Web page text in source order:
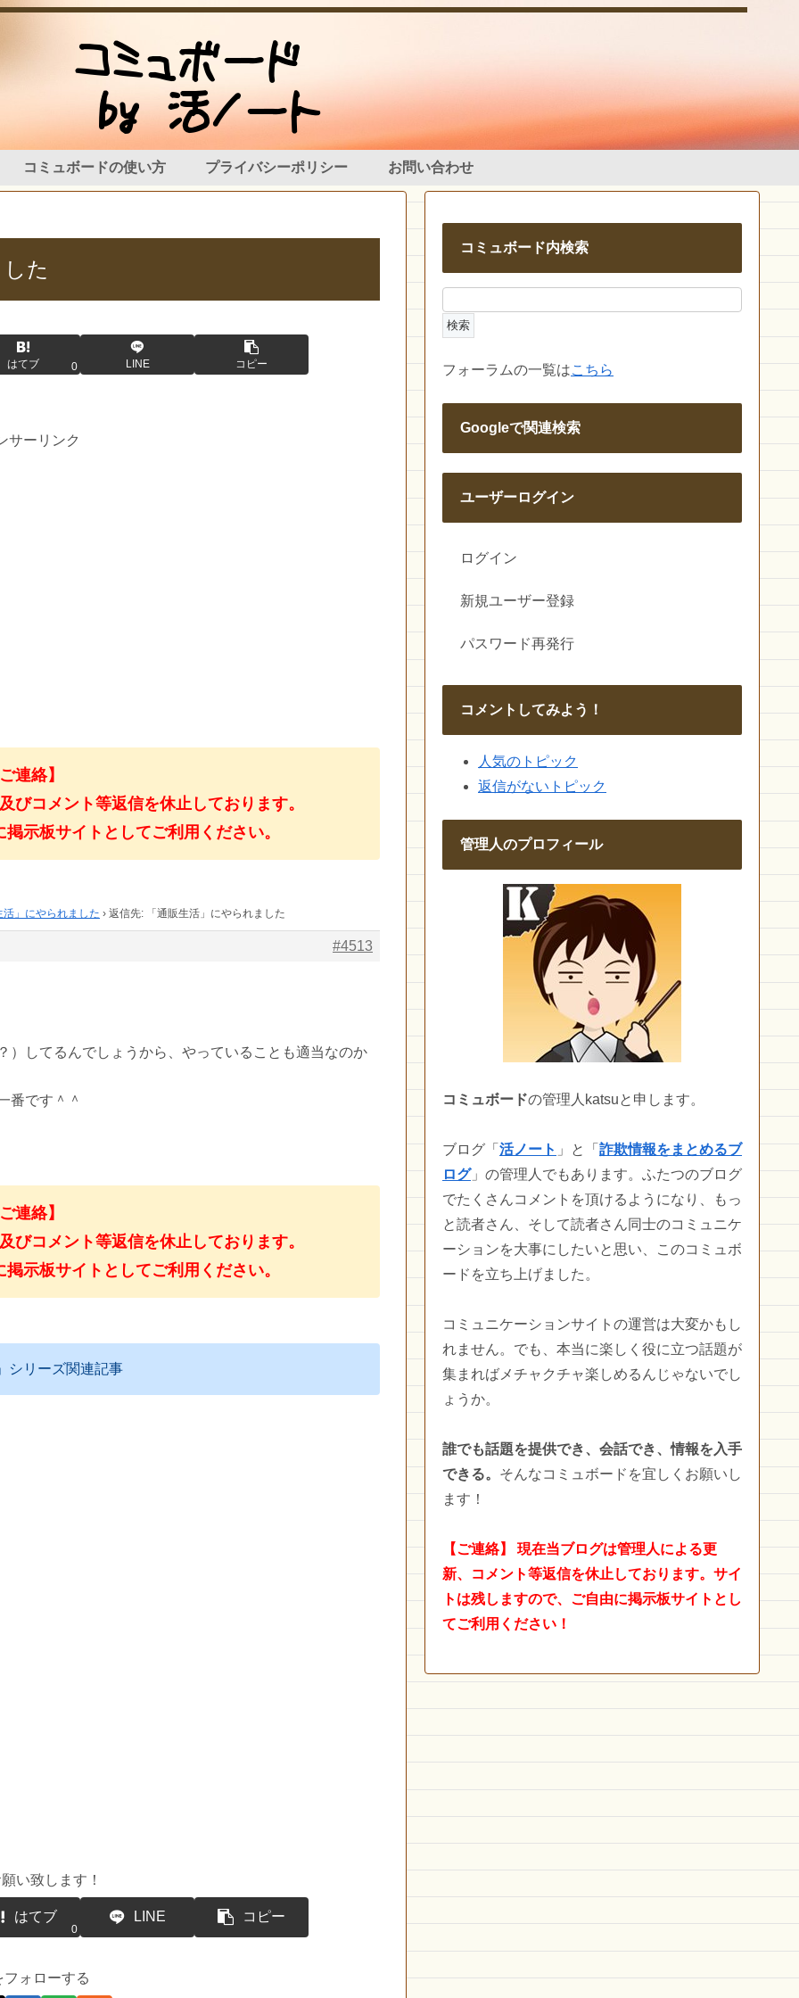
コミュボードの使い方 プライバシーポリシー お問い合わせ
た
はてブ 0 LINE コピー
サーリンク
連絡】
びコメント等返信を休止しております。
示板サイトとしてご利用ください。
活」にやられました › 返信先: 「通販生活」にやられました
#4513
）してるんでしょうから、やっていることも適当なのか
番です＾＾
連絡】
びコメント等返信を休止しております。
示板サイトとしてご利用ください。
シリーズ関連記事
い致します！
はてブ
0
LINE コピー
フォローする
コミュボード内検索
フォーラムの一覧はこちら
Googleで関連検索
ユーザーログイン
ログイン
新規ユーザー登録
パスワード再発行
コメントしてみよう！
人気のトピック
返信がないトピック
管理人のプロフィール
コミュボードの管理人katsuと申します。
ブログ「 活ノート 」と「 詐欺情報をまとめるブ
ログ」の管理人でもあります。ふたつのブログ
でたくさんコメントを頂けるようになり、もっ
と読者さん、そして読者さん同士のコミュニケ
ーションを大事にしたいと思い、このコミュボ
ードを立ち上げました。
コミュニケーションサイトの運営は大変かもし
れません。でも、本当に楽しく役に立つ話題が
集まればメチャクチャ楽しめるんじゃないでし
ょうか。
誰でも話題を提供でき、会話でき、情報を入手
できる。 そんなコミュボードを宜しくお願いし
ます！
【ご連絡】
現在当ブログは管理人による更
新、コメント等返信を休止しております。サイ
トは残しますので、ご自由に掲示板サイトとし
てご利用ください！